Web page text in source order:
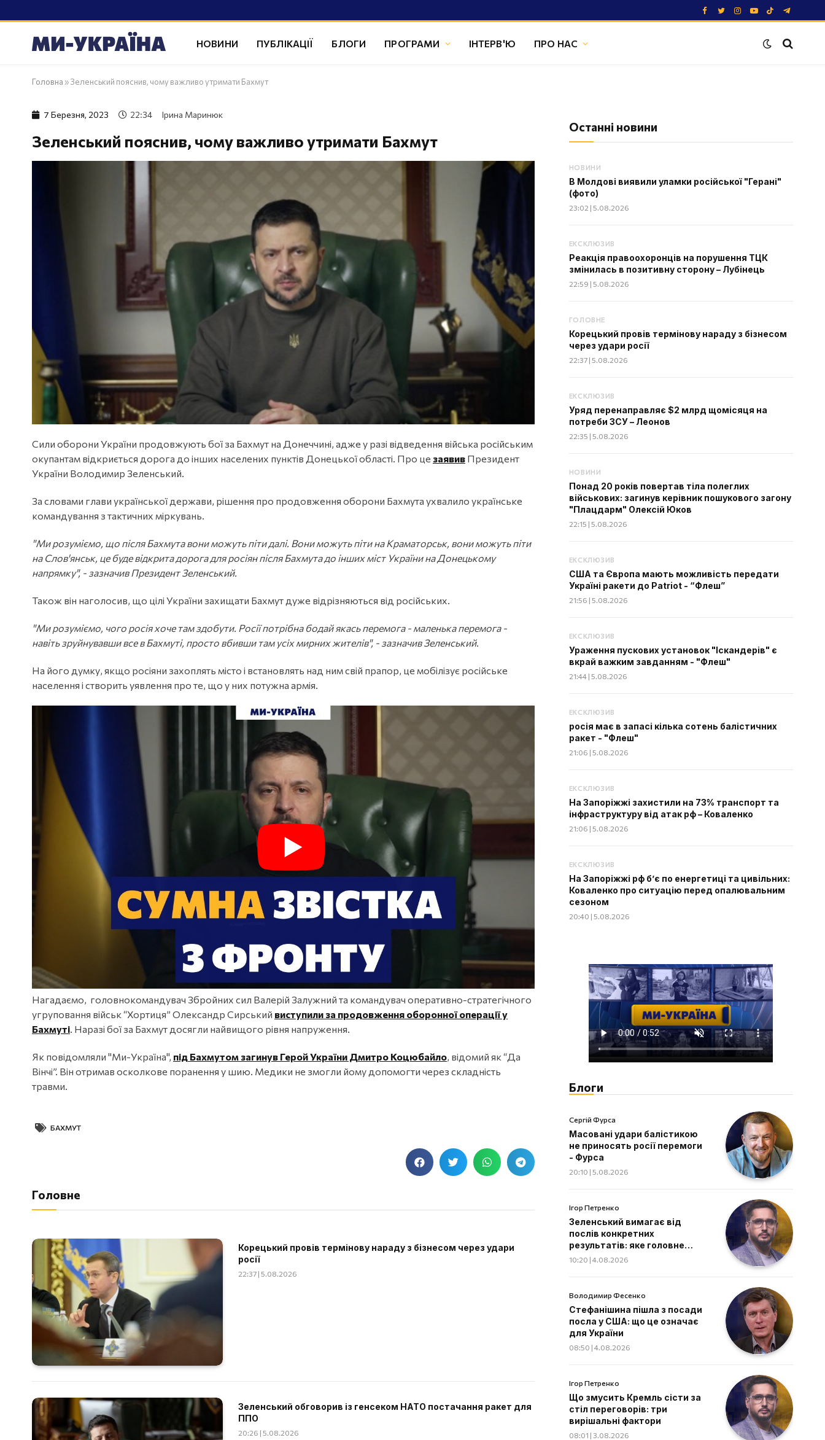
Facebook
TwitterInstagram
YouTube
TikTokTelegram
НОВИНИ ПУБЛІКАЦІЇ БЛОГИ ПРОГРАМИ ІНТЕРВ'Ю ПРО НАС
Головна »Зеленський пояснив, чому важливо утримати Бахмут
7 Березня, 2023 22:34 Ірина Маринюк
Зеленський пояснив, чому важливо утримати Бахмут
Сили оборони України продовжують бої за Бахмут на Донеччині, адже у разі відведення війська російським
окупантам відкриється дорога до інших населених пунктів Донецької області. Про це заявив Президент
України Володимир Зеленський.
За словами глави української держави, рішення про продовження оборони Бахмута ухвалило українське
командування з тактичних міркувань.
"Ми розуміємо, що після Бахмута вони можуть піти далі. Вони можуть піти на Краматорськ, вони можуть піти
на Слов'янськ, це буде відкрита дорога для росіян після Бахмута до інших міст України на Донецькому
напрямку", - зазначив Президент Зеленський.
Також він наголосив, що цілі України захищати Бахмут дуже відрізняються від російських.
"Ми розуміємо, чого росія хоче там здобути. Росії потрібна бодай якась перемога - маленька перемога -
навіть зруйнувавши все в Бахмуті, просто вбивши там усіх мирних жителів", - зазначив Зеленський.
На його думку, якщо росіяни захоплять місто і встановлять над ним свій прапор, це мобілізує російське
населення і створить уявлення про те, що у них потужна армія.
Нагадаємо, головнокомандувач Збройних сил Валерій Залужний та командувач оперативно-стратегічного
угруповання військ “Хортиця” Олександр Сирський виступили за продовження оборонної операції у
Бахмуті. Наразі бої за Бахмут досягли найвищого рівня напруження.
Як повідомляли "Ми-Україна", під Бахмутом загинув Герой України Дмитро Коцюбайло, відомий як “Да
Вінчі”. Він отримав осколкове поранення у шию. Медики не змогли йому допомогти через складність
травми.
БАХМУТ
Головне
Корецький провів термінову нараду з бізнесом через удари
росії
22:37 | 5.08.2026
Зеленський обговорив із генсеком НАТО постачання ракет для
ППО
20:26 | 5.08.2026
Останні новини
НОВИНИ
В Молдові виявили уламки російської "Герані"
(фото)
23:02 | 5.08.2026
ЕКСКЛЮЗИВ
Реакція правоохоронців на порушення ТЦК
змінилась в позитивну сторону – Лубінець
22:59 | 5.08.2026
ГОЛОВНЕ
Корецький провів термінову нараду з бізнесом
через удари росії
22:37 | 5.08.2026
ЕКСКЛЮЗИВ
Уряд перенаправляє $2 млрд щомісяця на
потреби ЗСУ – Леонов
22:35 | 5.08.2026
НОВИНИ
Понад 20 років повертав тіла полеглих
військових: загинув керівник пошукового загону
"Плацдарм" Олексій Юков
22:15 | 5.08.2026
ЕКСКЛЮЗИВ
США та Європа мають можливість передати
Україні ракети до Patriot - “Флеш”
21:56 | 5.08.2026
ЕКСКЛЮЗИВ
Ураження пускових установок "Іскандерів" є
вкрай важким завданням - "Флеш"
21:44 | 5.08.2026
ЕКСКЛЮЗИВ
росія має в запасі кілька сотень балістичних
ракет - "Флеш"
21:06 | 5.08.2026
ЕКСКЛЮЗИВ
На Запоріжжі захистили на 73% транспорт та
інфраструктуру від атак рф – Коваленко
21:06 | 5.08.2026
ЕКСКЛЮЗИВ
На Запоріжжі рф б’є по енергетиці та цивільних:
Коваленко про ситуацію перед опалювальним
сезоном
20:40 | 5.08.2026
Блоги
Сергій Фурса
Масовані удари балістикою
не приносять росії перемоги
- Фурса
20:10 | 5.08.2026
Ігор Петренко
Зеленський вимагає від
послів конкретних
результатів: яке головне
завдання дипломатів
10:20 | 4.08.2026
Володимир Фесенко
Стефанішина пішла з посади
посла у США: що це означає
для України
08:50 | 4.08.2026
Ігор Петренко
Що змусить Кремль сісти за
стіл переговорів: три
вирішальні фактори
08:01 | 3.08.2026